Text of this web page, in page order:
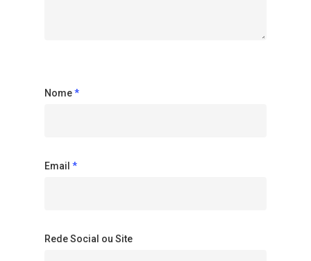
Nome*
Email *
Rede Social ou Site